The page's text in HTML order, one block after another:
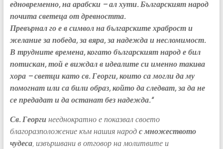
едновременно, на арабски – ал хути. Българският народ
почита светеца от древността.
Превърнал го е в символ на българските храброст и
желание за победа, за вяра, за надежда и несломимост.
В трудните времена, когато българският народ е бил
потискан, той е виждал в идеалите си именно такива
хора – светци като св. Георги, които са могли да му
помогнат или са били образ, който да следват, за да не
се предадат и да останат без надежда.“
Св. Георгинееднократно е показвал своето
благоразположение към нашия народс множеството
чудеса, извършвани в отговор на молитвите и